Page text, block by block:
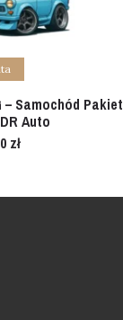
Samochód Pakiet
Auto
zł